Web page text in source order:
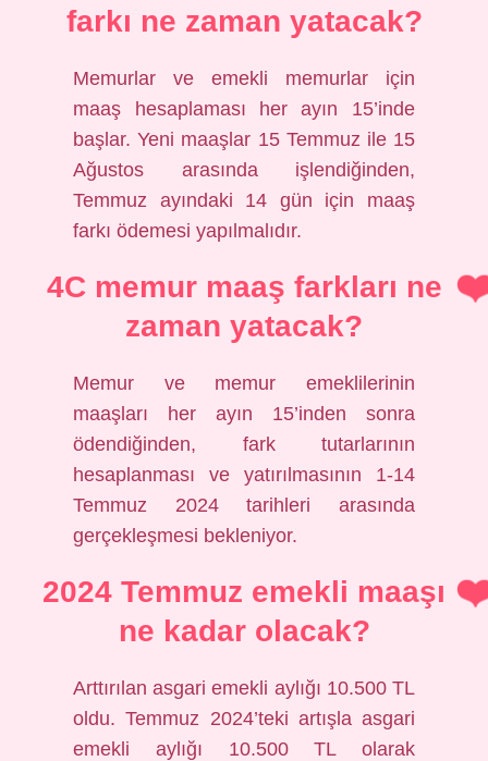
farkı ne zaman yatacak?
Memurlar ve emekli memurlar için
maaş hesaplaması her ayın 15’inde
başlar. Yeni maaşlar 15 Temmuz ile 15
Ağustos arasında işlendiğinden,
Temmuz ayındaki 14 gün için maaş
farkı ödemesi yapılmalıdır.
4C memur maaş farkları ne
zaman yatacak?
Memur ve memur emeklilerinin
maaşları her ayın 15’inden sonra
ödendiğinden, fark tutarlarının
hesaplanması ve yatırılmasının 1-14
Temmuz 2024 tarihleri ​​arasında
gerçekleşmesi bekleniyor.
2024 Temmuz emekli maaşı
ne kadar olacak?
Arttırılan asgari emekli aylığı 10.500 TL
oldu. Temmuz 2024’teki artışla asgari
emekli aylığı 10.500 TL olarak